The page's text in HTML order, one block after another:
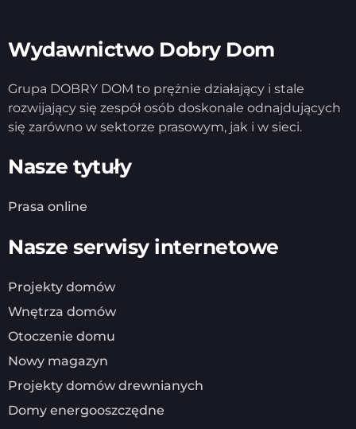
Wydawnictwo Dobry Dom
Grupa DOBRY DOM to prężnie działający i stale
rozwijający się zespół osób doskonale odnajdujących
się zarówno w sektorze prasowym, jak i w sieci.
Nasze tytuły
Prasa online
Nasze serwisy internetowe
Projekty domów
Wnętrza domów
Otoczenie domu
Nowy magazyn
Projekty domów drewnianych
Domy energooszczędne